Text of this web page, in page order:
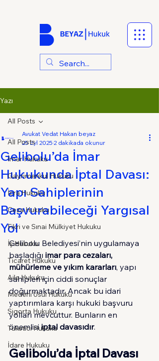
Yazı
All Posts
İmar Hukuku
Gayrimenkul Hukuku
İcra Hukuku
Ceza Hukuku
Fikri ve Sınai Mülkiyet Hukuku
İş Hukuku
Ticaret Hukuku
Aile Hukuku
Medeni Usul Hukuku
Sigorta Hukuku
Tüketici Hukuku
İdare Hukuku
All Posts
Gelibolu’da İmar
Hukukunda İptal Davası:
Yapı Sahiplerinin
Başvurabileceği Yargısal
Yol
Avukat Vedat Hakan beyaz
25 Eyl 2025 2 dakikada okunur
Gelibolu Belediyesi’nin uygulamaya
başladığı imar para cezaları,
mühürleme ve yıkım kararları, yapı
sahipleri için ciddi sonuçlar
doğurmaktadır. Ancak bu idari
yaptırımlara karşı hukuki başvuru
yolları mevcuttur. Bunların en
önemlisi iptal davasıdır.
Gelibolu’da İptal Davası